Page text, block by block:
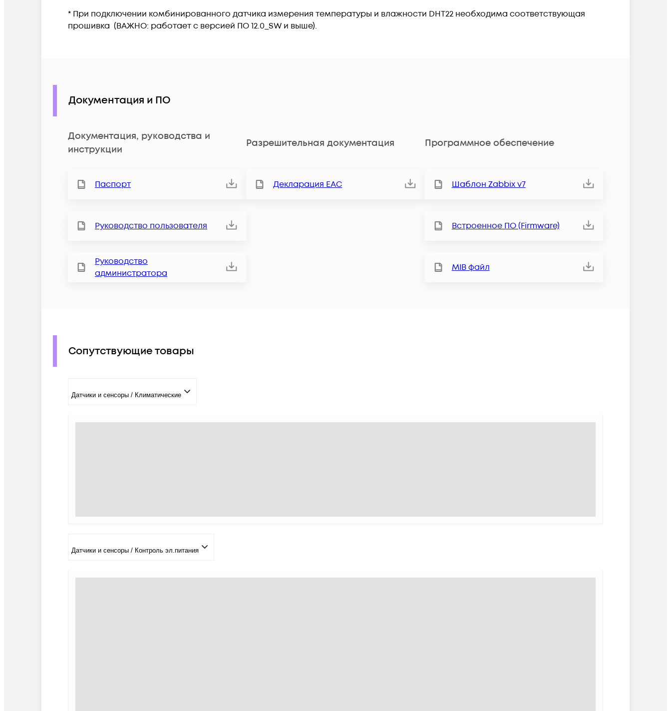
* При подключении комбинированного датчика измерения температуры и влажности DHT22 необходима соответствующая
прошивка (ВАЖНО: работает с версией ПО 12.0_SW и выше).
Документация и ПО
Документация, руководства и
инструкции
Паспорт
Руководство пользователя
Руководство
администратора
Разрешительная документация
Декларация ЕАС
Программное обеспечение
Шаблон Zabbix v7
Встроенное ПО (Firmware)
MIB файл
Сопутствующие товары
Датчики и сенсоры / Климатические
Датчики и сенсоры / Контроль эл.питания